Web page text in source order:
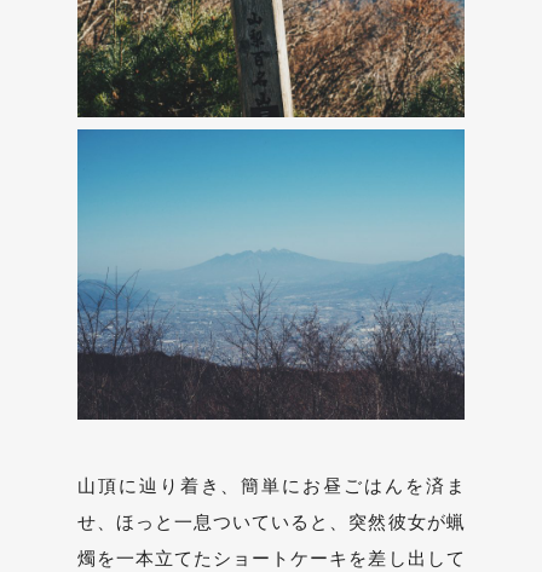
山頂に辿り着き、簡単にお昼ごはんを済ま
せ、ほっと一息ついていると、突然彼女が蝋
燭を一本立てたショートケーキを差し出して